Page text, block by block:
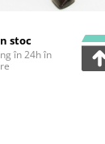
stoc
în 24h în